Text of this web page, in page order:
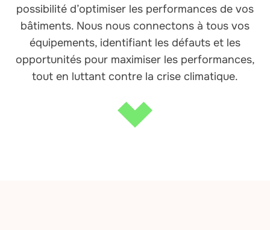
possibilité d’optimiser les performances de vos
bâtiments. Nous nous connectons à tous vos
équipements, identifiant les défauts et les
opportunités pour maximiser les performances,
tout en luttant contre la crise climatique.